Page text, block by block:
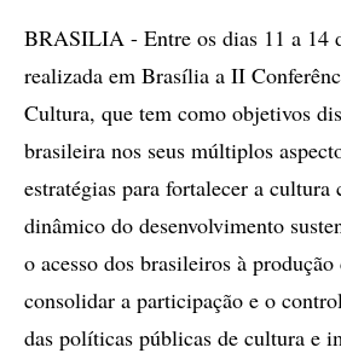
BRASILIA - Entre os dias 11 a 14
realizada em Brasília a II
Cultura, que tem como objetivos
brasileira nos seus múltiplos
estratégias para fortalecer a cultura
dinâmico do desenvolvimento
o acesso dos brasileiros à
consolidar a participação e o
das políticas públicas de cultura e